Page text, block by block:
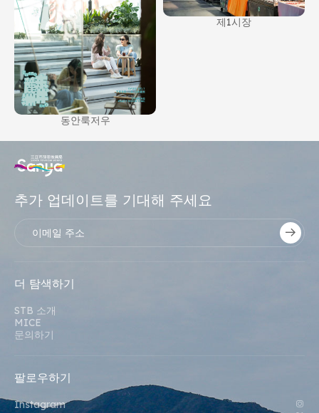
동안룩저우
제1시장
추가 업데이트를 기대해 주세요
더 탐색하기
STB 소개
MICE
문의하기
팔로우하기
Instagram